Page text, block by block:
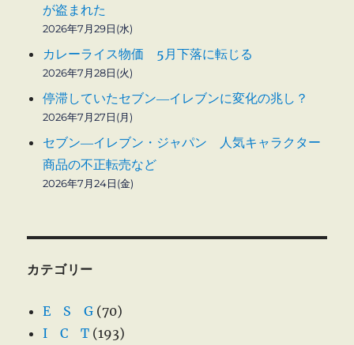
が盗まれた
2026年7月29日(水)
カレーライス物価 5月下落に転じる
2026年7月28日(火)
停滞していたセブン―イレブンに変化の兆し？
2026年7月27日(月)
セブン―イレブン・ジャパン 人気キャラクター
商品の不正転売など
2026年7月24日(金)
カテゴリー
E S G (70)
I C T (193)